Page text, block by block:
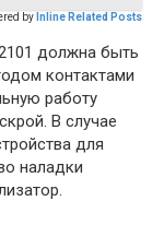
by Inline Related Posts
должна быть
контактами
работу
В случае
для
наладки